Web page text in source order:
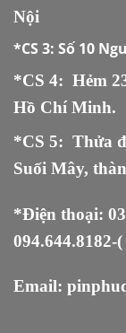
Nội
*CS 3: Số 10
*CS 4: Hẻm
Hồ Chí Minh.
*CS 5: Thửa
Suối Mây,
*Điện thoại:
094.644.8182-(
Email: